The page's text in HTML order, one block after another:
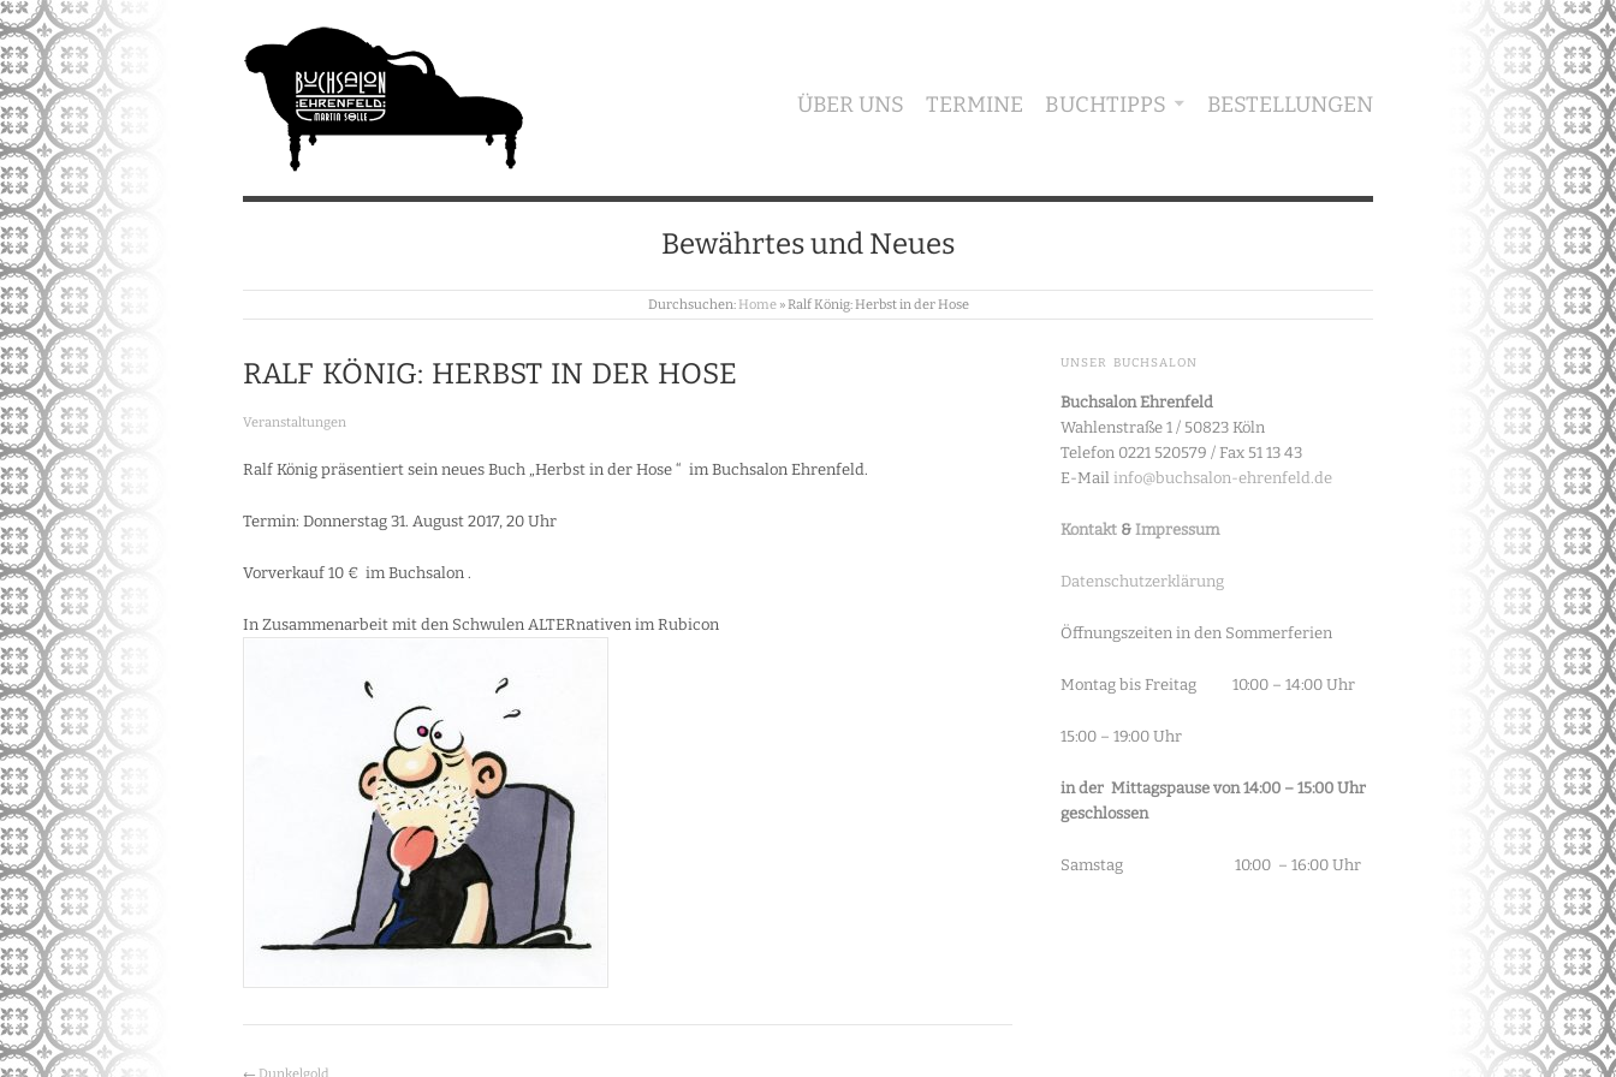
ÜBER UNS TERMINE BUCHTIPPS BESTELLUNGEN
Bewährtes und Neues
Durchsuchen: Home »Ralf König: Herbst in der Hose
RALF KÖNIG: HERBST IN DER HOSE
Veranstaltungen
Ralf König präsentiert sein neues Buch „Herbst in der Hose “ im Buchsalon Ehrenfeld.
Termin: Donnerstag 31. August 2017, 20 Uhr
Vorverkauf 10 € im Buchsalon .
In Zusammenarbeit mit den Schwulen ALTERnativen im Rubicon
UNSER BUCHSALON
Buchsalon Ehrenfeld
Wahlenstraße 1 / 50823 Köln
Telefon 0221 520579 / Fax 51 13 43
E-Mail info@buchsalon-ehrenfeld.de
Kontakt & Impressum
Datenschutzerklärung
Öffnungszeiten in den Sommerferien
Montag bis Freitag 10:00 – 14:00 Uhr
15:00 – 19:00 Uhr
in der Mittagspause von 14:00 – 15:00 Uhr
geschlossen
Samstag 10:00 – 16:00 Uhr